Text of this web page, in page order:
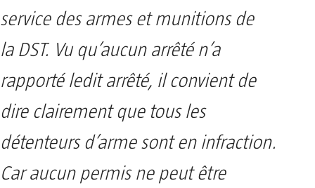
service des armes et munitions de
la DST. Vu qu’aucun arrêté n’a
rapporté ledit arrêté, il convient de
dire clairement que tous les
détenteurs d’arme sont en infraction.
Car aucun permis ne peut être